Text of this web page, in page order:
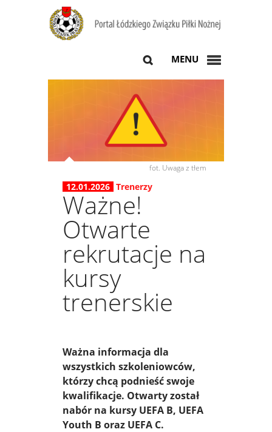
MENU
fot. Uwaga z tłem
12.01.2026 Trenerzy
Ważne!
Otwarte
rekrutacje na
kursy
trenerskie
Ważna informacja dla
wszystkich szkoleniowców,
którzy chcą podnieść swoje
kwalifikacje. Otwarty został
nabór na kursy UEFA B, UEFA
Youth B oraz UEFA C.